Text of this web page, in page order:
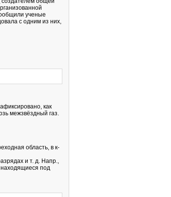
ученые
с одним из них,
как
межзвёздный газ.
область, в к-
и т. д. Напр.,
под